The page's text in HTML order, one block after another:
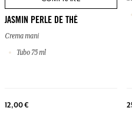
JASMIN PERLE DE THÉ
Crema mani
Tubo 75 ml
12,00 €